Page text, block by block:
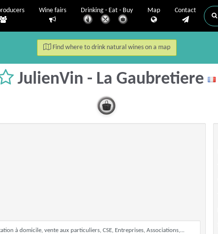
Wine fairs Drinking - Eat - Buy Map Contact
Find where to drink natural wines on a map
JulienVin - La Gaubretiere
à domicile, vente aux particuliers, CSE, Entreprises, Associations,...